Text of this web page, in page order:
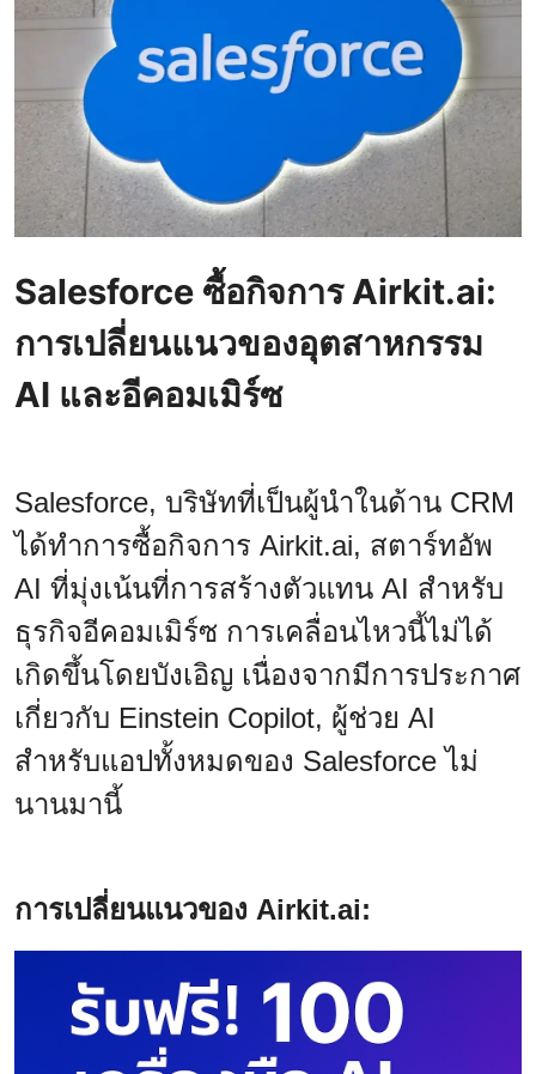
Salesforce ซื้อกิจการ Airkit.ai:
การเปลี่ยนแนวของอุตสาหกรรม
AI และอีคอมเมิร์ซ
Salesforce, บริษัทที่เป็นผู้นำในด้าน CRM
ได้ทำการซื้อกิจการ Airkit.ai, สตาร์ทอัพ
AI ที่มุ่งเน้นที่การสร้างตัวแทน AI สำหรับ
ธุรกิจอีคอมเมิร์ซ การเคลื่อนไหวนี้ไม่ได้
เกิดขึ้นโดยบังเอิญ เนื่องจากมีการประกาศ
เกี่ยวกับ Einstein Copilot, ผู้ช่วย AI
สำหรับแอปทั้งหมดของ Salesforce ไม่
นานมานี้
การเปลี่ยนแนวของ Airkit.ai: